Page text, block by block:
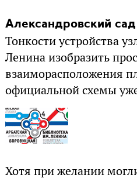
Александровский
Тонкости устройства
Ленина изобразить
взаиморасположения
официальной схемы
Хотя при желании